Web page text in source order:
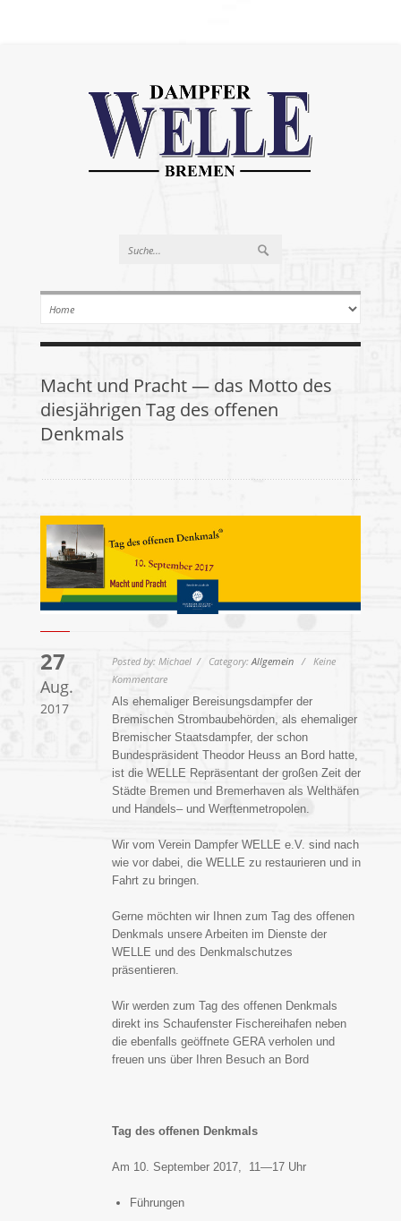
Macht und Pracht — das Motto des
diesjährigen Tag des offenen
Denkmals
27
Aug.
2017
Posted by: Michael / Category: Allgemein / Keine
Kommentare
Als ehemaliger Bereisungsdampfer der
Bremischen Strombaubehörden, als ehemaliger
Bremischer Staatsdampfer, der schon
Bundespräsident Theodor Heuss an Bord hatte,
ist die WELLE Repräsentant der großen Zeit der
Städte Bremen und Bremerhaven als Welthäfen
und Handels– und Werftenmetropolen.
Wir vom Verein Dampfer WELLE e.V. sind nach
wie vor dabei, die WELLE zu restaurieren und in
Fahrt zu bringen.
Gerne möchten wir Ihnen zum Tag des offenen
Denkmals unsere Arbeiten im Dienste der
WELLE und des Denkmalschutzes
präsentieren.
Wir werden zum Tag des offenen Denkmals
direkt ins Schaufenster Fischereihafen neben
die ebenfalls geöffnete GERA verholen und
freuen uns über Ihren Besuch an Bord
Tag des offenen Denkmals
Am 10. September 2017, 11—17 Uhr
Führungen